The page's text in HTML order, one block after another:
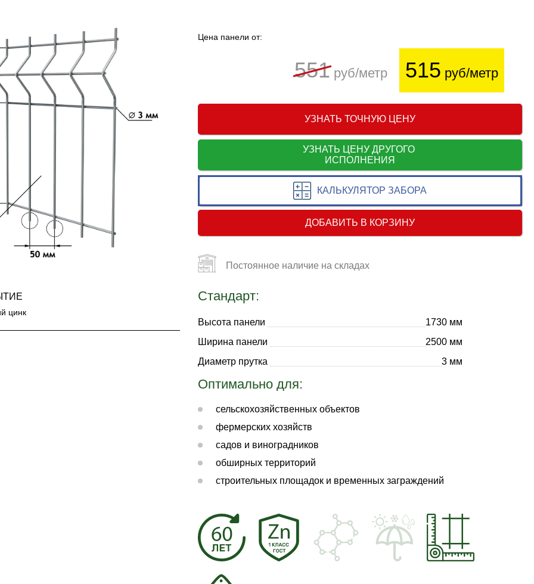
цинк
Цена панели от:
515 руб/метр
551 руб/метр
УЗНАТЬ ТОЧНУЮ ЦЕНУ
УЗНАТЬ ЦЕНУ ДРУГОГО
ИСПОЛНЕНИЯ
КАЛЬКУЛЯТОР ЗАБОРА
ДОБАВИТЬ В КОРЗИНУ
Постоянное наличие на складах
Стандарт:
Высота панели
1730 мм
Ширина панели
2500 мм
Диаметр прутка
3 мм
Оптимально для:
сельскохозяйственных объектов
фермерских хозяйств
садов и виноградников
обширных территорий
строительных площадок и временных заграждений